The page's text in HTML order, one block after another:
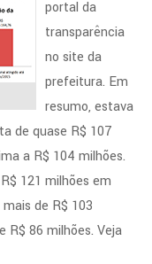
portal da
transparência
no site da
prefeitura. Em
resumo, estava
de quase R$ 107
a R$ 104 milhões.
121 milhões em
de R$ 103
R$ 86 milhões. Veja